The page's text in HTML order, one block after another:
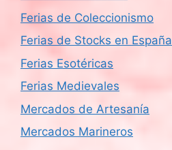
Ferias de Coleccionismo
Ferias de Stocks en España
Ferias Esotéricas
Ferias Medievales
Mercados de Artesanía
Mercados Marineros